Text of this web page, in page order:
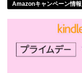
Amazonキャンペーン情報